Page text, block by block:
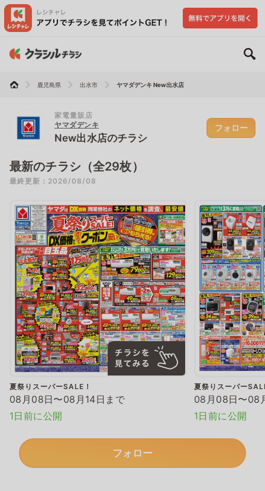
鹿児島県 出水市 ヤマダデンキ New出水店
家電量販店
ヤマダデンキ
New出水店のチラシ
フォロー
最新のチラシ（全29枚）
最終更新：2026/08/08
夏祭りスーパーSALE！
08月08日〜08月14日まで
1日前に公開
夏祭りスーパー
08月08日〜08
1日前に公開
フォロー